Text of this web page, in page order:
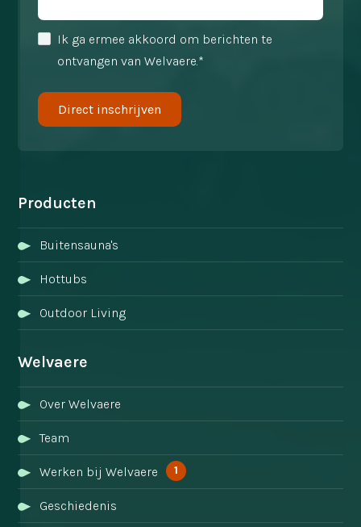
Ik ga ermee akkoord om berichten te
ontvangen van Welvaere.*
Producten
Buitensauna's
Hottubs
Outdoor Living
Welvaere
Over Welvaere
Team
Werken bij Welvaere 1
Geschiedenis